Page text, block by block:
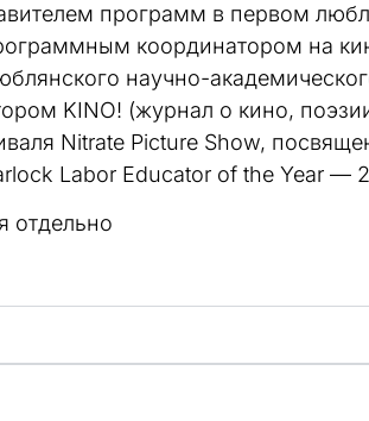
программ в первом
координатором на
научно-
KINO! (журнал о кино,
Nitrate Picture Show,
Labor Educator of the Year —
отдельно